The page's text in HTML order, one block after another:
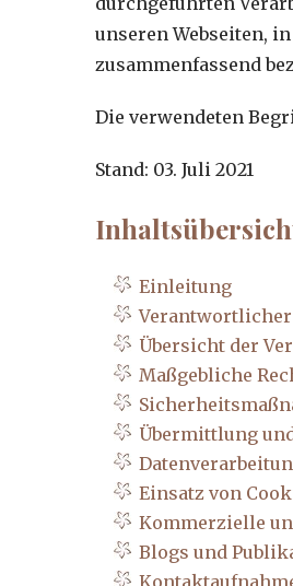
unseren Webseiten,
zusammenfassend
Die verwendeten
Stand: 03. Juli 2021
Einleitung
Verantwortlicher
Übersicht der
Maßgebliche
Übermittlung
Einsatz von
Kommerzielle
Blogs und